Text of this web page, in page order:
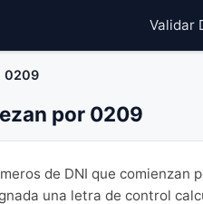
Validar
0209
por 0209
de DNI que comienzan
una letra de control